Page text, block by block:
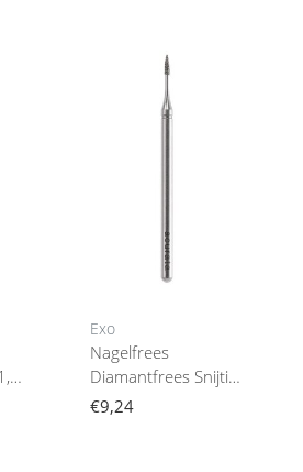
Exo
Nagelfrees
Diamantfrees Snijtip
1,0 / 4,0 Mm Mm
€9,24